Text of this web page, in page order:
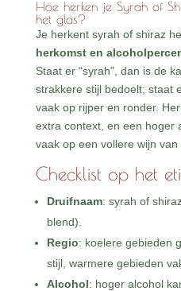
Hoe herken je Syrah of
het glas?
Je herkent syrah of shiraz
herkomst en
Staat er “syrah”, dan is de
strakkere stijl bedoelt; staat
vaak op rijper en ronder.
extra context, en een hoger
vaak op een vollere wijn van
Checklist op het
Druifnaam: syrah of
blend).
Regio: koelere gebieden
stijl, warmere gebieden
Alcohol: hoger alcohol